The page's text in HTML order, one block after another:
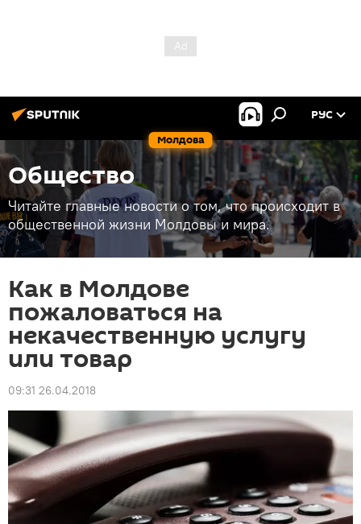
Молдова
РУС
Общество
Читайте главные новости о том, что происходит в
общественной жизни Молдовы и мира.
Как в Молдове
пожаловаться на
некачественную услугу
или товар
09:31 26.04.2018